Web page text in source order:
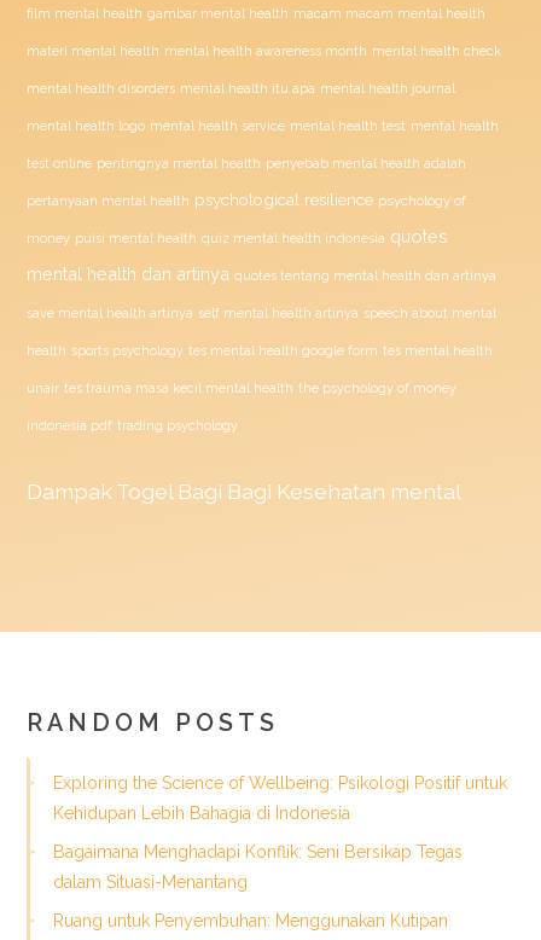
film mental health gambar mental health macam macam mental health
materi mental health mental health awareness month mental health check
mental health disorders mental health itu apa mental health journal
mental health logo mental health service mental health test mental health
test online pentingnya mental health penyebab mental health adalah
pertanyaan mental health psychological resilience psychology of
money puisi mental health quiz mental health indonesia quotes
mental health dan artinya quotes tentang mental health dan artinya
save mental health artinya self mental health artinya speech about mental
health sports psychology tes mental health google form tes mental health
unair tes trauma masa kecil mental health the psychology of money
indonesia pdf trading psychology
DampakTogelBagi Bagi Kesehatan mental
RANDOM POSTS
Exploring the Science of Wellbeing: Psikologi Positif untuk
Kehidupan Lebih Bahagia di Indonesia
Bagaimana Menghadapi Konflik: Seni Bersikap Tegas
dalam Situasi-Menantang
Ruang untuk Penyembuhan: Menggunakan Kutipan